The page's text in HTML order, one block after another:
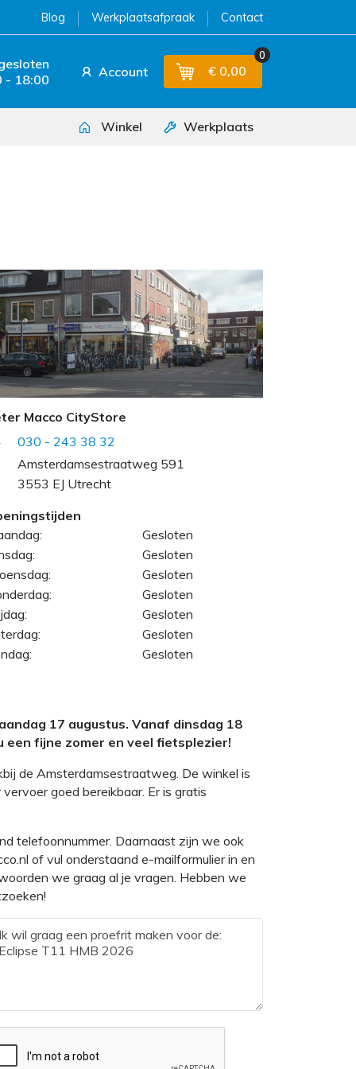
Blog Werkplaatsafpraak Contact
- 18:00
Account € 0,00
0
Winkel Werkplaats
Macco CityStore
030 - 243 38 32
Amsterdamsestraatweg 591
3553 EJ Utrecht
Gesloten
Gesloten
Gesloten
Gesloten
Gesloten
Gesloten
Gesloten
17 augustus. Vanaf dinsdag 18
een fijne zomer en veel fietsplezier!
de Amsterdamsestraatweg. De winkel is
goed bereikbaar. Er is gratis
telefoonnummer. Daarnaast zijn we ook
of vul onderstaand e-mailformulier in en
we graag al je vragen. Hebben we